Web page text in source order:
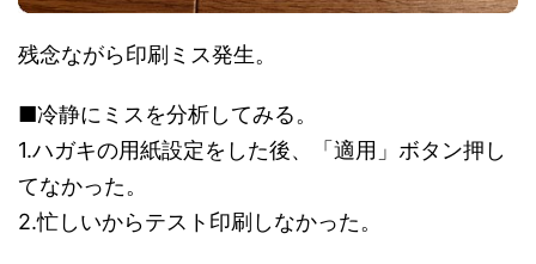
残念ながら印刷ミス発生。
■冷静にミスを分析してみる。
1.ハガキの用紙設定をした後、「適用」ボタン押し
てなかった。
2.忙しいからテスト印刷しなかった。